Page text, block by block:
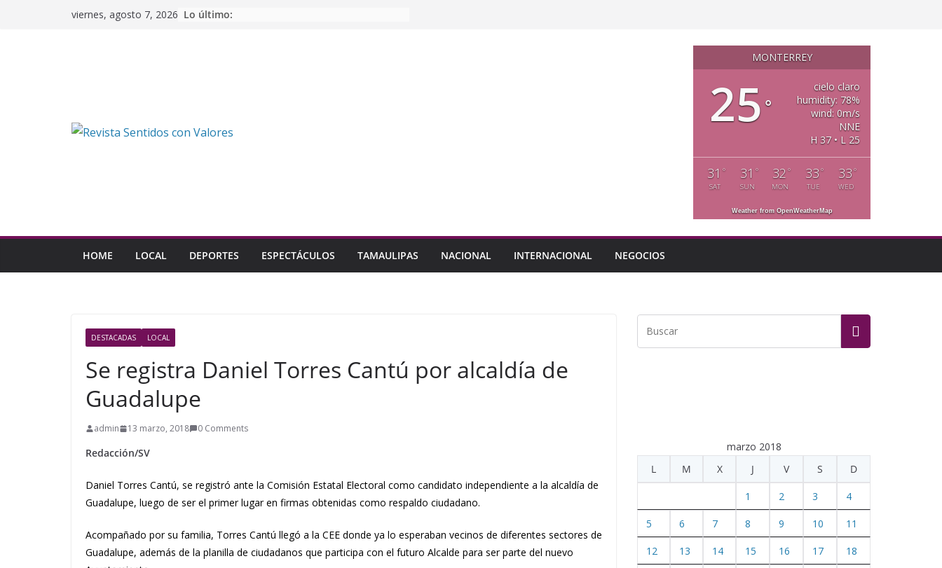
viernes, agosto 7, 2026 Lo último:
MONTERREY
25°
cielo claro
humidity: 78%
wind: 0m/s
NNE
H 37 • L 25
31 °
SAT
31 °
SUN
32 °
MON
33°
TUE
33°
WED
Weather from OpenWeatherMap
HOME LOCAL DEPORTES ESPECTÁCULOS TAMAULIPAS NACIONAL INTERNACIONAL NEGOCIOS
DESTACADAS LOCAL
Se registra Daniel Torres Cantú por alcaldía de
Guadalupe
admin 13 marzo, 2018 0 Comments
Redacción/SV
Daniel Torres Cantú, se registró ante la Comisión Estatal Electoral como candidato independiente a la alcaldía de
Guadalupe, luego de ser el primer lugar en firmas obtenidas como respaldo ciudadano.
Acompañado por su familia, Torres Cantú llegó a la CEE donde ya lo esperaban vecinos de diferentes sectores de
Guadalupe, además de la planilla de ciudadanos que participa con el futuro Alcalde para ser parte del nuevo
marzo 2018
L
M X J V S D
1 2 3 4
5 6 7 8 9 10 11
12 13 14 15 16 17 18